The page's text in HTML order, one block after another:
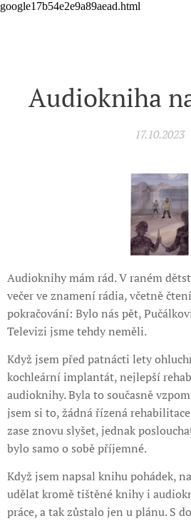
google17b54e2e9a89aead.html
Audiokniha
17.10.2023
Audioknihy mám rád. V raném
večer ve znamení rádia, včetně
pokračování: Bylo nás pět,
Televizi jsme tehdy neměli.
Když jsem před patnácti lety
kochleární implantát, nejlepší
audioknihy. Byla to současně
jsem si to, žádná řízená
zase znovu slyšet, jednak
bylo samo o sobě příjemné.
Když jsem napsal knihu pohádek,
udělat kromě tištěné knihy i
práce, a tak zůstalo jen u plánu. S